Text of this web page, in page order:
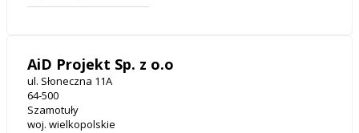
AiD Projekt Sp. z o.o
ul. Słoneczna 11A
64-500
Szamotuły
woj. wielkopolskie